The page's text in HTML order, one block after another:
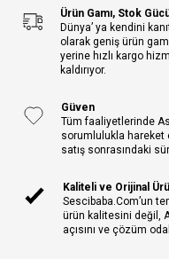
Ürün Gamı, Stok
Dünya’ ya kendini
olarak geniş ürün
yerine hızlı kargo
kaldırıyor.
Güven
Tüm faaliyetlerinde
sorumlulukla hareket
satış sonrasındaki
Kaliteli ve Orijinal
Sescibaba.Com’un
ürün kalitesini değil,
açısını ve çözüm